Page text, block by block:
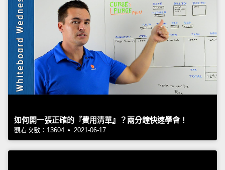
如何開一張正確的『費用清單』？兩分鐘快速學會！
觀看次數：13604 • 2021-06-17